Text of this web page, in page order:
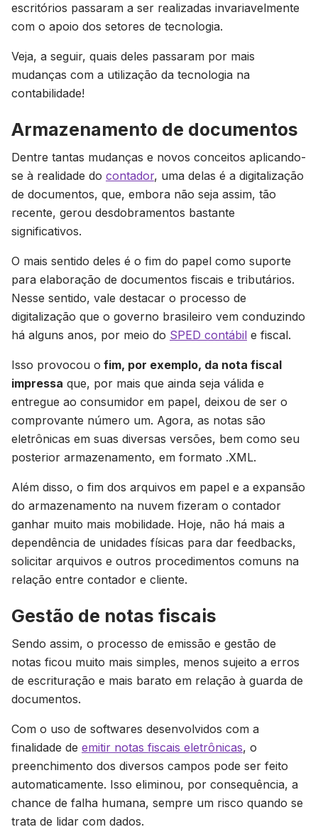
escritórios passaram a ser realizadas invariavelmente
com o apoio dos setores de tecnologia.
Veja, a seguir, quais deles passaram por mais
mudanças com a utilização da tecnologia na
contabilidade!
Armazenamento de documentos
Dentre tantas mudanças e novos conceitos aplicando-
se à realidade do contador, uma delas é a digitalização
de documentos, que, embora não seja assim, tão
recente, gerou desdobramentos bastante
significativos.
O mais sentido deles é o fim do papel como suporte
para elaboração de documentos fiscais e tributários.
Nesse sentido, vale destacar o processo de
digitalização que o governo brasileiro vem conduzindo
há alguns anos, por meio do SPED contábil e fiscal.
Isso provocou o fim, por exemplo, da nota fiscal
impressa que, por mais que ainda seja válida e
entregue ao consumidor em papel, deixou de ser o
comprovante número um. Agora, as notas são
eletrônicas em suas diversas versões, bem como seu
posterior armazenamento, em formato .XML.
Além disso, o fim dos arquivos em papel e a expansão
do armazenamento na nuvem fizeram o contador
ganhar muito mais mobilidade. Hoje, não há mais a
dependência de unidades físicas para dar feedbacks,
solicitar arquivos e outros procedimentos comuns na
relação entre contador e cliente.
Gestão de notas fiscais
Sendo assim, o processo de emissão e gestão de
notas ficou muito mais simples, menos sujeito a erros
de escrituração e mais barato em relação à guarda de
documentos.
Com o uso de softwares desenvolvidos com a
finalidade de emitir notas fiscais eletrônicas, o
preenchimento dos diversos campos pode ser feito
automaticamente. Isso eliminou, por consequência, a
chance de falha humana, sempre um risco quando se
trata de lidar com dados.